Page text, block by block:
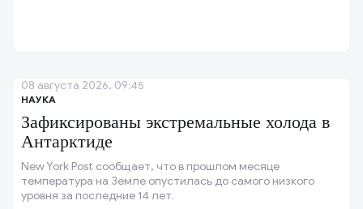
НАУКА
Зафиксированы экстремальные холода в
Антарктиде
New York Post сообщает, что в прошлом месяце
температура на Земле опустилась до самого низкого
уровня за последние 14 лет.
08 августа 2026, 09:45